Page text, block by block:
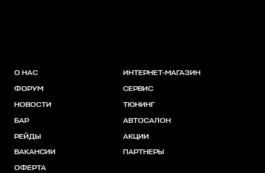
О НАС
ФОРУМ
НОВОСТИ
БАР
РЕЙДЫ
ВАКАНСИИ
ОФЕРТА
ИНТЕРНЕТ-МАГАЗИН
СЕРВИС
ТЮНИНГ
АВТОСАЛОН
АКЦИИ
ПАРТНЕРЫ